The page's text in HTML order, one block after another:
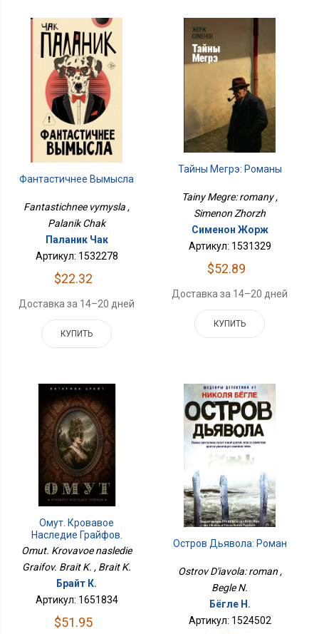
Фантастичнее Вымысла
Fantastichnee vymysla ,
Palanik Chak
Паланик Чак
Артикул: 1532278
$22.32
Доставка за 14–20 дней
КУПИТЬ
Тайны Мегрэ: Романы
Tainy Megre: romany ,
Simenon Zhorzh
Сименон Жорж
Артикул: 1531329
$52.89
Доставка за 14–20 дней
КУПИТЬ
Омут. Кровавое
Наследие Грайфов.
Брайт К.
Omut. Krovavoe nasledie
Graifov. Brait K. , Brait K.
Брайт К.
Артикул: 1651834
$51.95
Остров Дьявола: Роман
Ostrov D'iavola: roman ,
Begle N.
Бёгле Н.
Артикул: 1524502